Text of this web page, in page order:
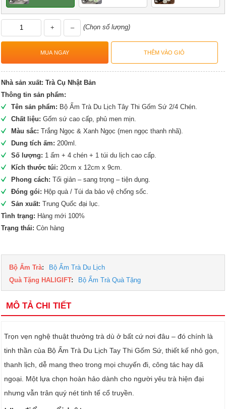
+ – (Chọn số lượng)
Nhà sản xuất: Trà Cụ Nhật Bản
Thông tin sản phẩm:
Tên sản phẩm: Bộ Ấm Trà Du Lịch Tây Thi Gốm Sứ 2/4 Chén.
Chất liệu: Gốm sứ cao cấp, phủ men mịn.
Màu sắc: Trắng Ngọc & Xanh Ngọc (men ngọc thanh nhã).
Dung tích ấm: 200ml.
Số lượng: 1 ấm + 4 chén + 1 túi du lịch cao cấp.
Kích thước túi: 20cm x 12cm x 9cm.
Phong cách:Tối giản – sang trọng – tiện dụng.
Đóng gói: Hộp quà / Túi da bảo vệ chống sốc.
Sản xuất:Trung Quốc đại lục.
Tình trạng: Hàng mới 100%
Trạng thái:Còn hàng
Bộ Ấm Trà:
Bộ Ấm Trà Du Lịch
Quà Tặng HALIGIFT: Bộ Ấm Trà Quà Tặng
MÔ TẢ CHI TIẾT
Trọn vẹn nghệ thuật thưởng trà dù ở bất cứ nơi đâu – đó chính là
tinh thần của Bộ Ấm Trà Du Lịch Tay Thi Gốm Sứ, thiết kế nhỏ gọn,
thanh lịch, dễ mang theo trong mọi chuyến đi, công tác hay dã
ngoại. Một lựa chọn hoàn hảo dành cho người yêu trà hiện đại
nhưng vẫn trân quý nét tinh tế cổ truyền.